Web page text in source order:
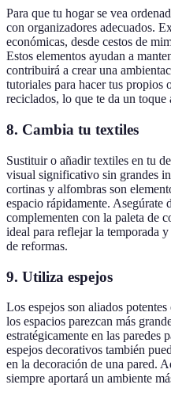
Para que tu hogar se vea
con organizadores adecuados.
económicas, desde cestos de
Estos elementos ayudan a
contribuirá a crear una
tutoriales para hacer tus propios
reciclados, lo que te da un
8. Cambia tu textiles
Sustituir o añadir textiles en tu
visual significativo sin grandes
cortinas y alfombras son
espacio rápidamente. Asegúrate
complementen con la paleta de
ideal para reflejar la temporada
de reformas.
9. Utiliza espejos
Los espejos son aliados
los espacios parezcan más
estratégicamente en las
espejos decorativos también
en la decoración de una pared.
siempre aportará un ambiente